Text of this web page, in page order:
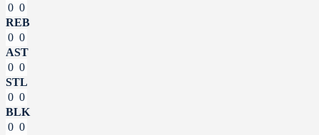
0 0
REB
0 0
AST
0 0
STL
0 0
BLK
0 0